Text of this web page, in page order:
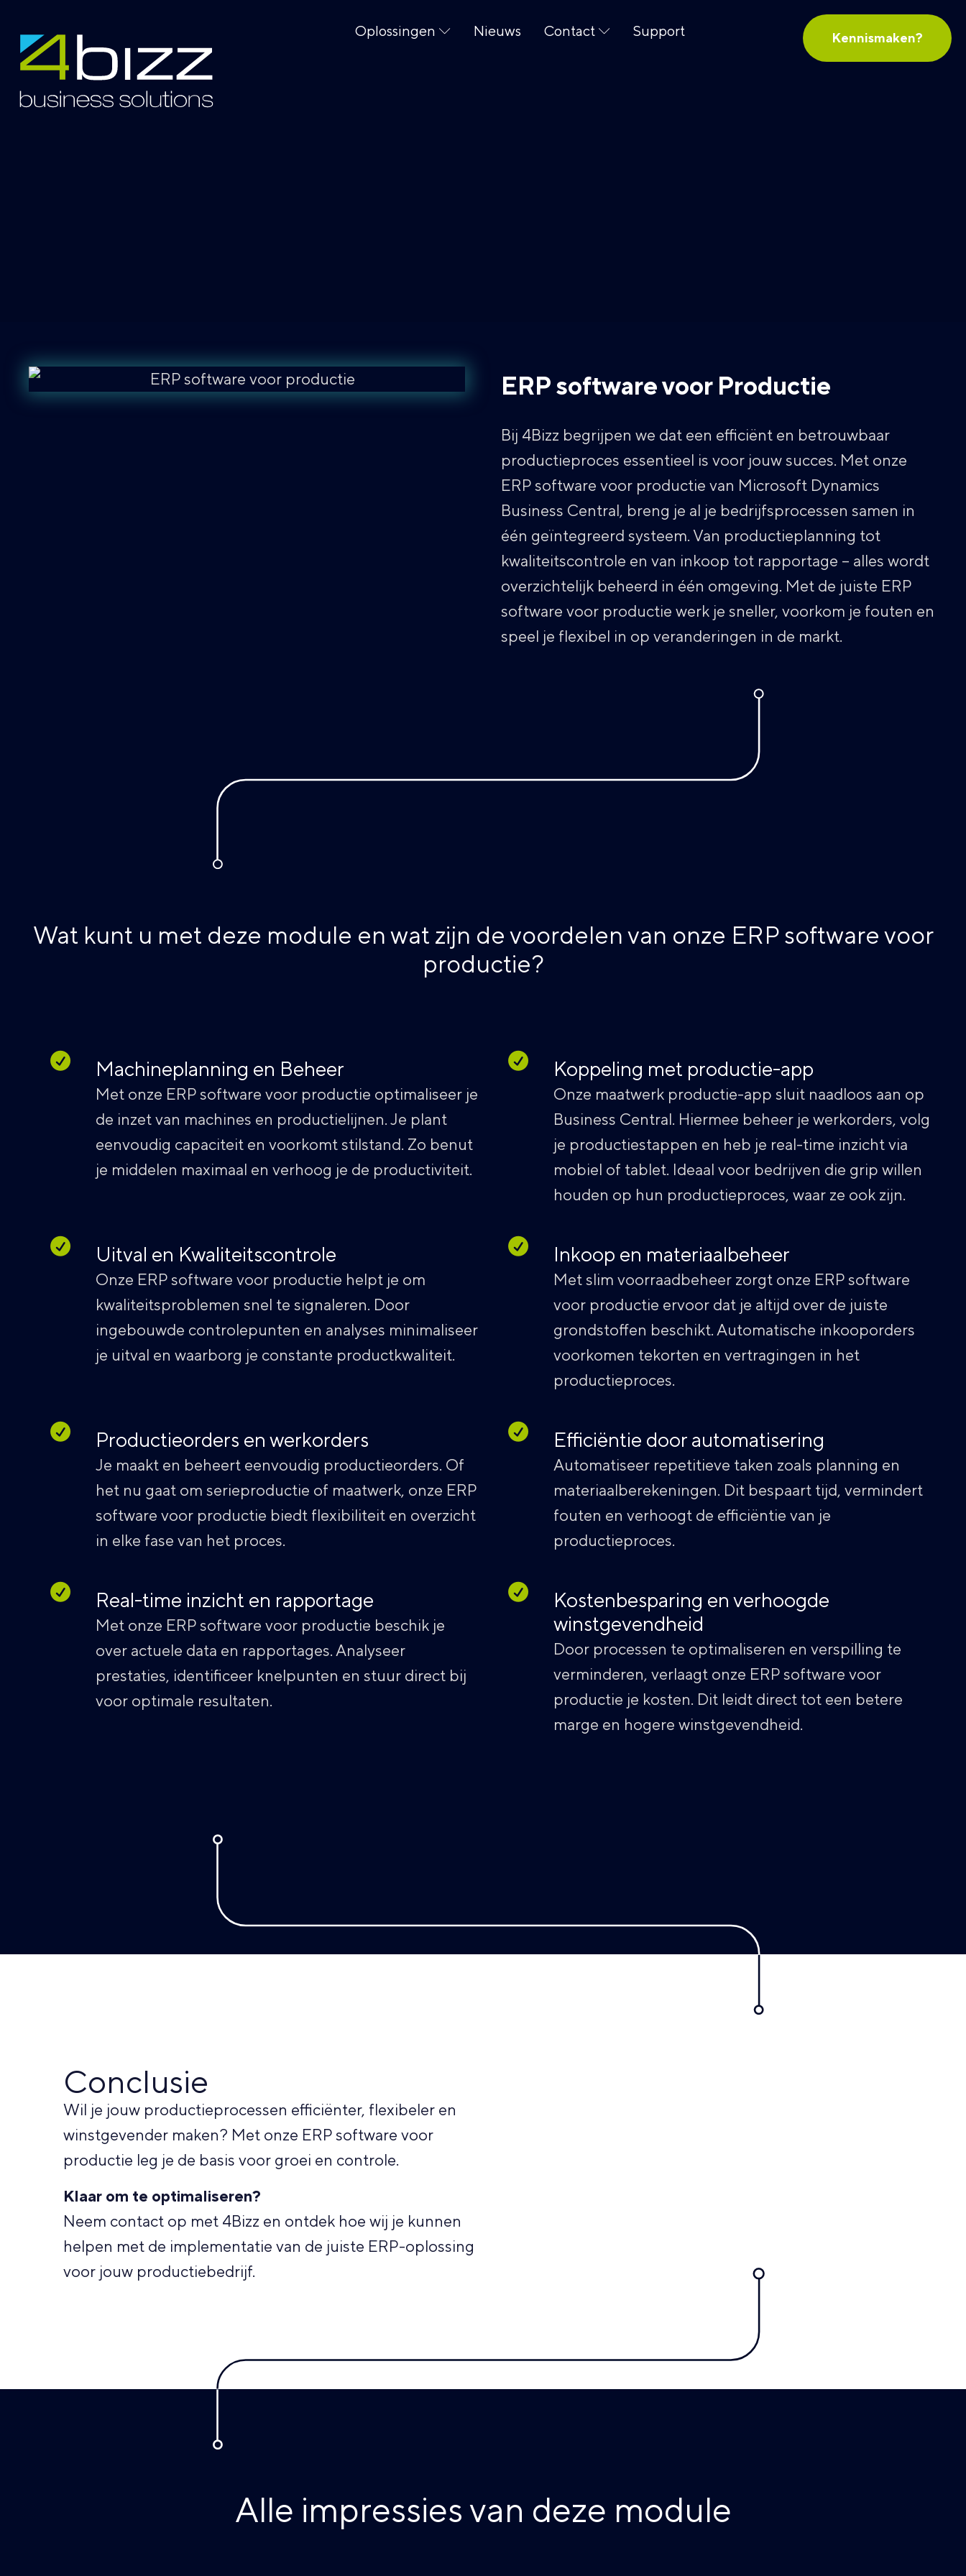
Oplossingen Nieuws Contact Support Kennismaken?
ERP software voor Productie
Bij 4Bizz begrijpen we dat een efficiënt en betrouwbaar
productieproces essentieel is voor jouw succes. Met onze
ERP software voor productie van Microsoft Dynamics
Business Central, breng je al je bedrijfsprocessen samen in
één geïntegreerd systeem. Van productieplanning tot
kwaliteitscontrole en van inkoop tot rapportage – alles wordt
overzichtelijk beheerd in één omgeving. Met de juiste ERP
software voor productie werk je sneller, voorkom je fouten en
speel je flexibel in op veranderingen in de markt.
Wat kunt u met deze module en wat zijn de voordelen van onze ERP software voor
productie?
Machineplanning en Beheer
Met onze ERP software voor productie optimaliseer je
de inzet van machines en productielijnen. Je plant
eenvoudig capaciteit en voorkomt stilstand. Zo benut
je middelen maximaal en verhoog je de productiviteit.
Koppeling met productie-app
Onze maatwerk productie-app sluit naadloos aan op
Business Central. Hiermee beheer je werkorders, volg
je productiestappen en heb je real-time inzicht via
mobiel of tablet. Ideaal voor bedrijven die grip willen
houden op hun productieproces, waar ze ook zijn.
Uitval en Kwaliteitscontrole
Onze ERP software voor productie helpt je om
kwaliteitsproblemen snel te signaleren. Door
ingebouwde controlepunten en analyses minimaliseer
je uitval en waarborg je constante productkwaliteit.
Inkoop en materiaalbeheer
Met slim voorraadbeheer zorgt onze ERP software
voor productie ervoor dat je altijd over de juiste
grondstoffen beschikt. Automatische inkooporders
voorkomen tekorten en vertragingen in het
productieproces.
Productieorders en werkorders
Je maakt en beheert eenvoudig productieorders. Of
het nu gaat om serieproductie of maatwerk, onze ERP
software voor productie biedt flexibiliteit en overzicht
in elke fase van het proces.
Efficiëntie door automatisering
Automatiseer repetitieve taken zoals planning en
materiaalberekeningen. Dit bespaart tijd, vermindert
fouten en verhoogt de efficiëntie van je
productieproces.
Real-time inzicht en rapportage
Met onze ERP software voor productie beschik je
over actuele data en rapportages. Analyseer
prestaties, identificeer knelpunten en stuur direct bij
voor optimale resultaten.
Kostenbesparing en verhoogde
winstgevendheid
Door processen te optimaliseren en verspilling te
verminderen, verlaagt onze ERP software voor
productie je kosten. Dit leidt direct tot een betere
marge en hogere winstgevendheid.
Conclusie
Wil je jouw productieprocessen efficiënter, flexibeler en
winstgevender maken? Met onze ERP software voor
productie leg je de basis voor groei en controle.
Klaar om te optimaliseren?
Neem contact op met 4Bizz en ontdek hoe wij je kunnen
helpen met de implementatie van de juiste ERP-oplossing
voor jouw productiebedrijf.
Alle impressies van deze module